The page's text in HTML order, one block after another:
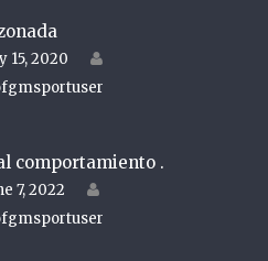
on
15, 2020
comportamiento .
on
7, 2022